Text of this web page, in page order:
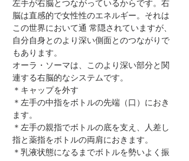
左手が右脳とつながっているからです。右
脳は直感的で女性性のエネルギー。それは
この世界において通 常隠されていますが、
自分自身とのより深い側面とのつながりで
もあります。
オーラ・ソーマは、このより深い部分と関
連する右脳的なシステムです。
＊キャップを外す
＊左手の中指をボトルの先端（口）におき
ます。
＊左手の親指でボトルの底を支え、人差し
指と薬指をボトルの両肩におきます。
＊乳液状態になるまでボトルを勢いよく振